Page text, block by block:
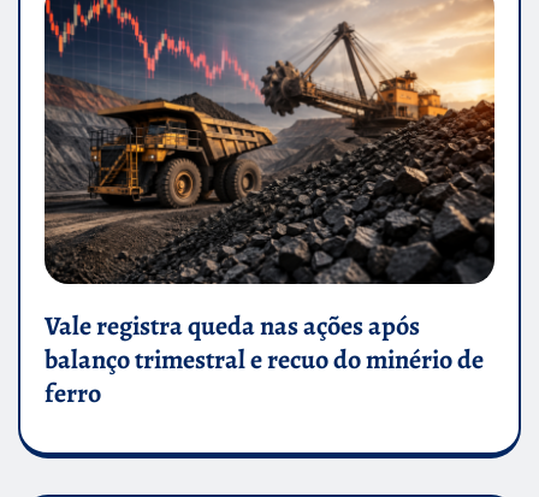
Vale registra queda nas ações após
balanço trimestral e recuo do minério de
ferro